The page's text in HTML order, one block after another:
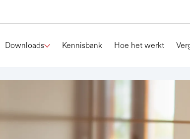
Downloads Kennisbank Hoe het werkt